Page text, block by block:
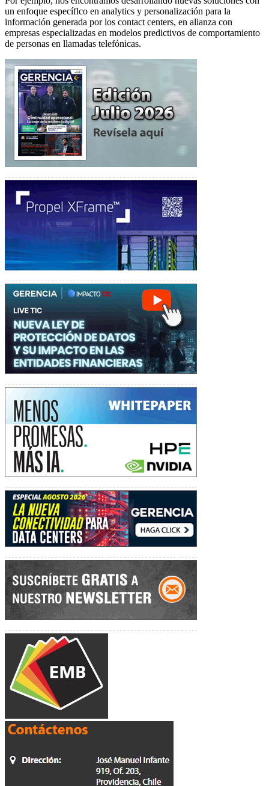
un enfoque específlco en analytics y personalización para la
información generada por los contact centers, en alianza con
empresas especializadas en modelos predictivos de comportamiento
de personas en llamadas telefónicas.